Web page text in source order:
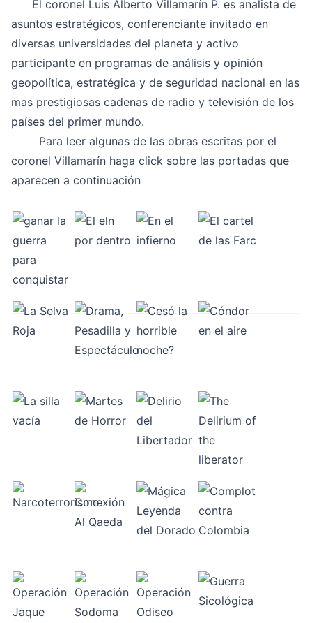
El coronel Luis Alberto Villamarín P. es analista de
asuntos estratégicos, conferenciante invitado en
diversas universidades del planeta y activo
participante en programas de análisis y opinión
geopolítica, estratégica y de seguridad nacional en las
mas prestigiosas cadenas de radio y televisión de los
países del primer mundo.
Para leer algunas de las obras escritas por el
coronel Villamarín haga click sobre las portadas que
aparecen a continuación